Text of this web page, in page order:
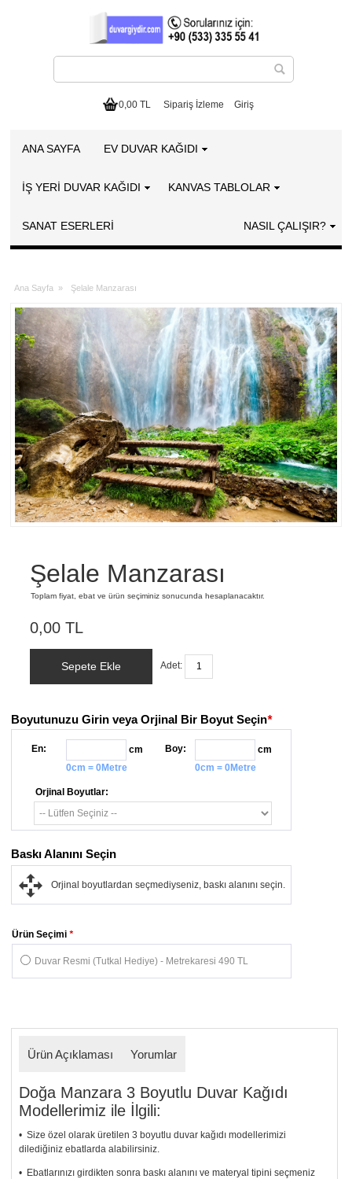
0,00 TL Sipariş İzleme Giriş
ANA SAYFA EV DUVAR KAĞIDI
İŞ YERİ DUVAR KAĞIDI KANVAS TABLOLAR
SANAT ESERLERI NASIL ÇALIŞIR?
Ana Sayfa » Şelale Manzarası
Şelale Manzarası
Toplam fiyat, ebat ve ürün seçiminiz sonucunda hesaplanacaktır.
0,00 TL
Sepete Ekle Adet:
Boyutunuzu Girin veya Orjinal Bir Boyut Seçin*
En:
cm
0cm = 0Metre
Boy:
cm
0cm = 0Metre
Orjinal Boyutlar:
*
Ürün Seçimi
Duvar Resmi (Tutkal Hediye) - Metrekaresi 490 TL
Baskı Alanını Seçin
Orjinal boyutlardan seçmediyseniz, baskı alanını seçin.
Ürün Açıklaması Yorumlar
Doğa Manzara 3 Boyutlu Duvar Kağıdı
Modellerimiz ile İlgili:
• Size özel olarak üretilen 3 boyutlu duvar kağıdı modellerimizi
dilediğiniz ebatlarda alabilirsiniz.
• Ebatlarınızı girdikten sonra baskı alanını ve materyal tipini seçmeniz